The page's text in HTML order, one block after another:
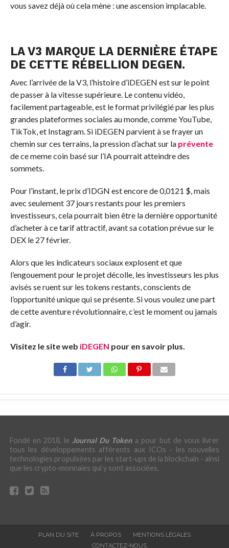
vous savez déjà où cela mène : une ascension implacable.
LA V3 MARQUE LA DERNIÈRE ÉTAPE
DE CETTE RÉBELLION DEGEN.
Avec l’arrivée de la V3, l’histoire d’iDEGEN est sur le point
de passer à la vitesse supérieure. Le contenu vidéo,
facilement partageable, est le format privilégié par les plus
grandes plateformes sociales au monde, comme YouTube,
TikTok, et Instagram. Si iDEGEN parvient à se frayer un
chemin sur ces terrains, la pression d’achat sur la prévente
de ce meme coin basé sur l’IA pourrait atteindre des
sommets.
Pour l’instant, le prix d’IDGN est encore de 0,0121 $, mais
avec seulement 37 jours restants pour les premiers
investisseurs, cela pourrait bien être la dernière opportunité
d’acheter à ce tarif attractif, avant sa cotation prévue sur le
DEX le 27 février.
Alors que les indicateurs sociaux explosent et que
l’engouement pour le projet décolle, les investisseurs les plus
avisés se ruent sur les tokens restants, conscients de
l’opportunité unique qui se présente. Si vous voulez une part
de cette aventure révolutionnaire, c’est le moment ou jamais
d’agir.
Visitez le site web iDEGEN pour en savoir plus.
Fondé en 2018, leJournal Du Tokena pour but de vous livrer
tous les développements afférents aux ICOs - les nouvelles
technologies propulsées par les start-ups de la blockchain - ainsi
que les crypto-monnaies qui y sont associées.
PLAN DU SITE À PROPOS
MENTIONS LÉGALES
CONTACTEZ-NOUS